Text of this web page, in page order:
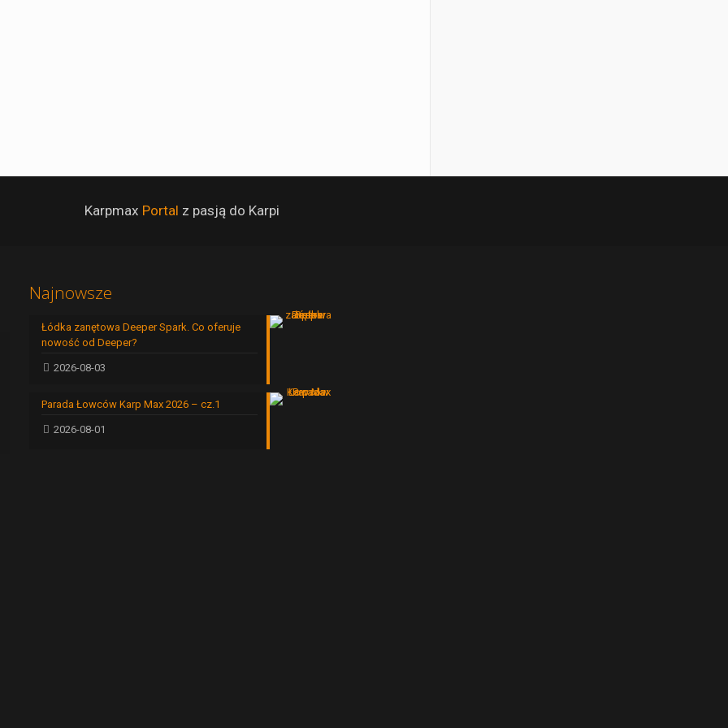
Karpmax Portal z pasją do Karpi
Najnowsze
Łódka zanętowa Deeper Spark. Co oferuje
nowość od Deeper?
2026-08-03
Parada Łowców Karp Max 2026 – cz.1
2026-08-01